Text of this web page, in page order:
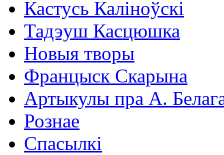
Кастусь Каліноўскі
Тадэуш Касцюшка
Новыя творы
Францыск Скарына
Артыкулы пра А.
Рознае
Спасылкі